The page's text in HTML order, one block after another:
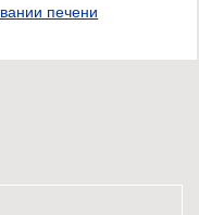
печени